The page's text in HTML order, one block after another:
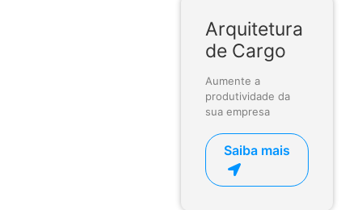
Arquitetura
de Cargo
Aumente a
produtividade da
sua empresa
Saiba mais